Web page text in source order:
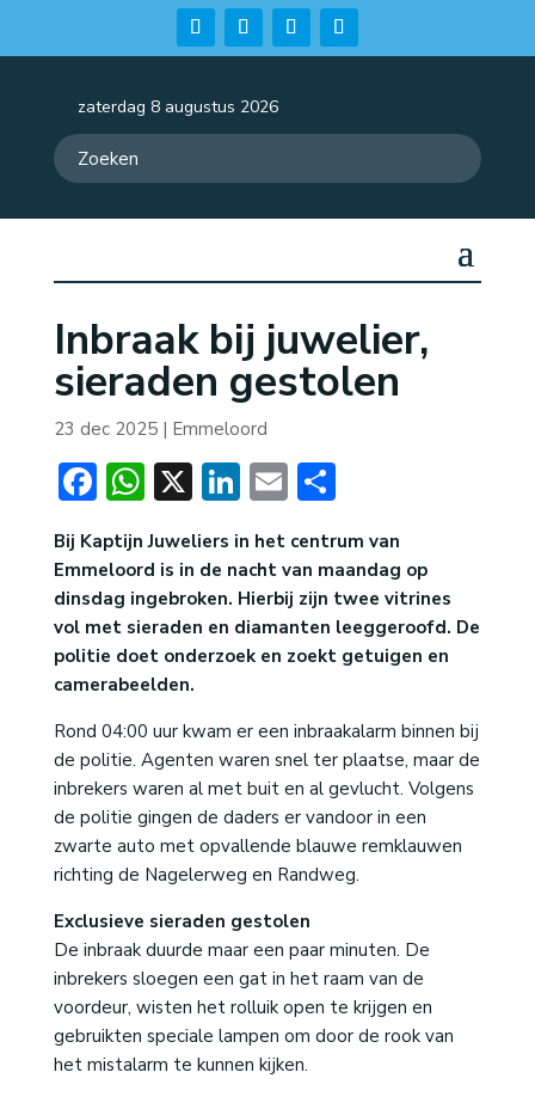
zaterdag 8 augustus 2026
Inbraak bij juwelier,
sieraden gestolen
23 dec 2025| Emmeloord
Facebook
WhatsApp
X LinkedIn
EmailDelen
Bij Kaptijn Juweliers in het centrum van
Emmeloord is in de nacht van maandag op
dinsdag ingebroken. Hierbij zijn twee vitrines
vol met sieraden en diamanten leeggeroofd. De
politie doet onderzoek en zoekt getuigen en
camerabeelden.
Rond 04:00 uur kwam er een inbraakalarm binnen bij
de politie. Agenten waren snel ter plaatse, maar de
inbrekers waren al met buit en al gevlucht. Volgens
de politie gingen de daders er vandoor in een
zwarte auto met opvallende blauwe remklauwen
richting de Nagelerweg en Randweg.
Exclusieve sieraden gestolen
De inbraak duurde maar een paar minuten. De
inbrekers sloegen een gat in het raam van de
voordeur, wisten het rolluik open te krijgen en
gebruikten speciale lampen om door de rook van
het mistalarm te kunnen kijken.